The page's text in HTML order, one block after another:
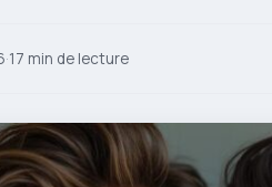
·17 min de lecture